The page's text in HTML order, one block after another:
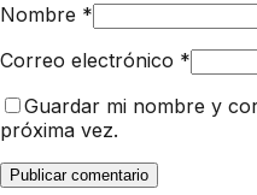
Nombre *
Correo electrónico *
Guardar mi nombre y
próxima vez.